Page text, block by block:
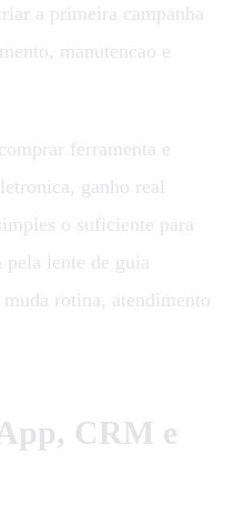
a primeira campanha
manutencao e
ferramenta e
ganho real
o suficiente para
pela lente de guia
rotina, atendimento
CRM e